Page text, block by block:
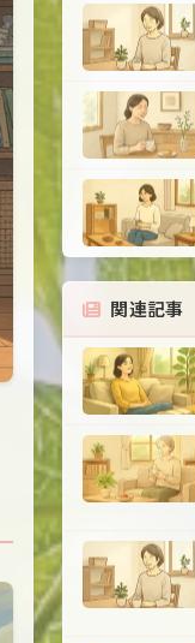
関連記事